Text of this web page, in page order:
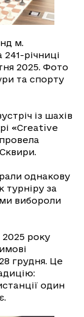
м.
річниці
2025. Фото
та спорту
із шахів
«Creative
однакову
турніру за
вибороли
року
грудня. Це
один